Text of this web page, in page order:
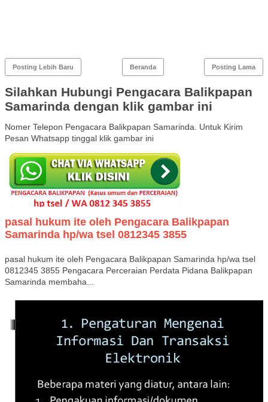
Posting Lebih Baru Posting Lama
Beranda
Silahkan Hubungi Pengacara Balikpapan
Samarinda dengan klik gambar ini
Nomer Telepon Pengacara Balikpapan Samarinda. Untuk Kirim
Pesan Whatsapp tinggal klik gambar ini
pasal hukum ite oleh Pengacara Balikpapan
Samarinda hp/wa tsel 0812345 3855
pasal hukum ite oleh Pengacara Balikpapan Samarinda hp/wa tsel
0812345 3855 Pengacara Perceraian Perdata Pidana Balikpapan
Samarinda membaha...